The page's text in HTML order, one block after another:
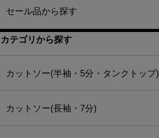
セール品から探す
カテゴリから探す
カットソー(半袖・5分・タンクトップ)
カットソー(長袖・7分)